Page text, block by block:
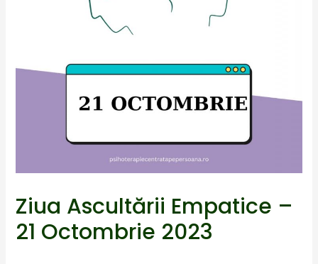
Ziua Ascultării Empatice –
21 Octombrie 2023